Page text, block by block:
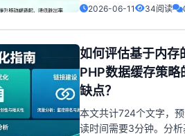
要：在大部分Web应用
中，数据库查询是频繁
作。为了提升应用性能
常用方法是使用数据缓
文将介绍如何优化PHP
存。1. 使用缓存机制 -
2026-06-11 34阅读
如何评估基于内存
PHP数据缓存策略
缺点？
本文共计724个文字，
读时间需要3分钟。分析